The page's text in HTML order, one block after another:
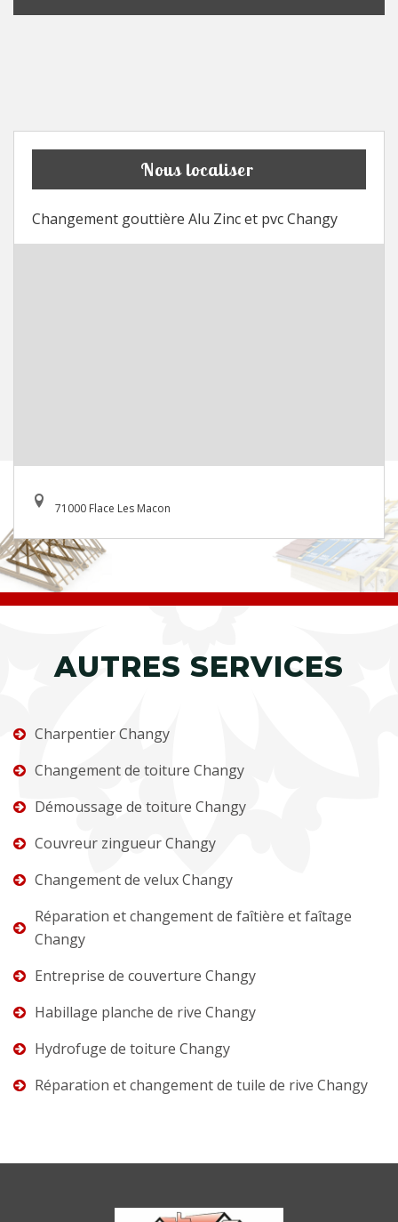
Nous localiser
Changement gouttière Alu Zinc et pvc Changy
71000 Flace Les Macon
AUTRES SERVICES
Charpentier Changy
Changement de toiture Changy
Démoussage de toiture Changy
Couvreur zingueur Changy
Changement de velux Changy
Réparation et changement de faîtière et faîtage
Changy
Entreprise de couverture Changy
Habillage planche de rive Changy
Hydrofuge de toiture Changy
Réparation et changement de tuile de rive Changy